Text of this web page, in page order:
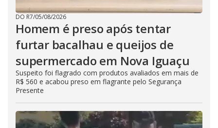
DO R7/05/08/2026
Homem é preso após tentar
furtar bacalhau e queijos de
supermercado em Nova Iguaçu
Suspeito foi flagrado com produtos avaliados em mais de
R$ 560 e acabou preso em flagrante pelo Segurança
Presente